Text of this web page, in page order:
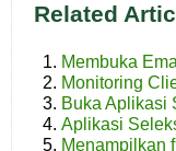
Related
Membuka
Monitoring
Buka Aplikasi
Aplikasi
Menampilkan